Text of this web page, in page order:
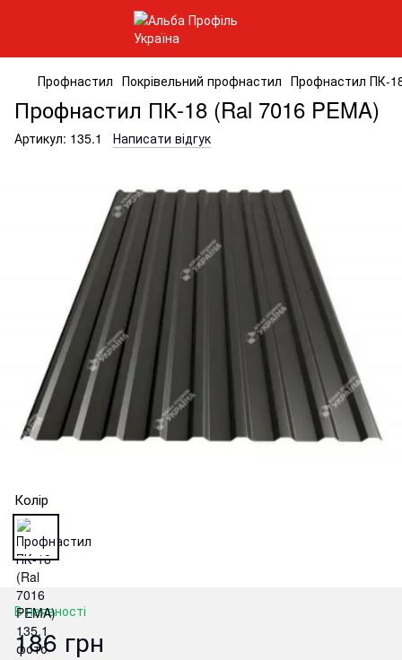
Профнастил Покрівельний профнастил Профнастил ПК-
Профнастил ПК-18 (Ral 7016 PEMA)
Артикул: 135.1 Написати відгук
Колір
В наявності
186 грн